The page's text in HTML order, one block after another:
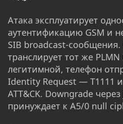
Атака эксплуатирует
аутентификацию GSM и
SIB broadcast-
транслирует тот же
легитимной, телефон
Identity Request — T1111 и
ATT&CK. Downgrade
принуждает к A5/0 null